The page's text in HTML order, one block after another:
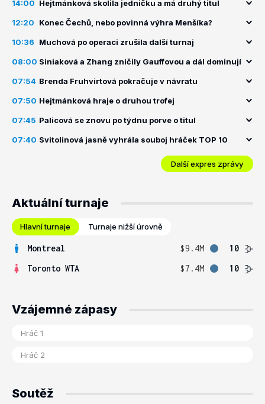
14:00 Hejtmánková skolila jedničku a má druhý titul
12:20 Konec Čechů, nebo povinná výhra Menšíka?
10:36 Muchová po operaci zrušila další turnaj
08:00 Siniaková a Zhang zničily Gauffovou a dál dominují
07:54 Brenda Fruhvirtová pokračuje v návratu
07:50 Hejtmánková hraje o druhou trofej
07:45 Palicová se znovu po týdnu porve o titul
07:40 Svitolinová jasně vyhrála souboj hráček TOP 10
Další expres zprávy
Aktuální turnaje
Hlavní turnaje Turnaje nižší úrovně
Montreal $9.4M
10
Toronto WTA
$7.4M 10
Vzájemné zápasy
Soutěž